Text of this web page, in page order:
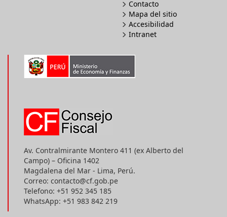
Contacto
Mapa del sitio
Accesibilidad
Intranet
Av. Contralmirante Montero 411 (ex Alberto del
Campo) – Oficina 1402
Magdalena del Mar - Lima, Perú.
Correo: contacto@cf.gob.pe
Telefono: +51 952 345 185
WhatsApp: +51 983 842 219